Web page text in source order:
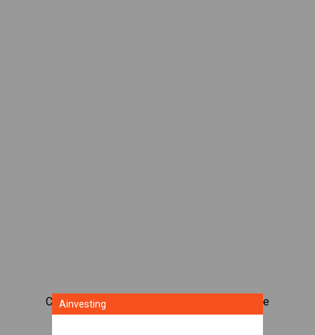
CFD-obligationshandel giver dig en bred vifte
investeringsmuligheder.
Ainvesting